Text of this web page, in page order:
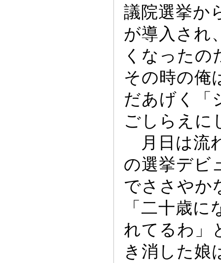
議院選挙か
が導入され
くな っ たの
その時の俺
だあげく「
ごしらえに
月日は流
の選挙デビ
でささやか
「二十歳に
れてるわ」
き消した娘